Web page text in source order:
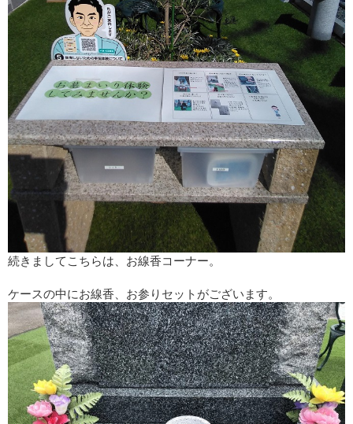
続きましてこちらは、お線香コーナー。
ケースの中にお線香、お参りセットがございます。